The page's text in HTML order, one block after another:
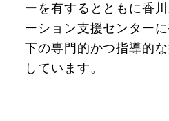
ーを有するとともに香
ーション支援センター
下の専門的かつ指導的
しています。